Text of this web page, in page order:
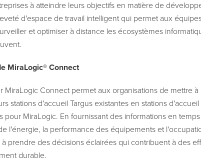
à atteindre leurs objectifs en matière de
d'espace de travail intelligent qui permet aux
et optimiser à distance les écosystèmes
MiraLogic® Connect
MiraLogic Connect permet aux organisations de mettre
stations d'accueil Targus existantes en stations
pour MiraLogic. En fournissant des informations en
l'énergie, la performance des équipements et
à prendre des décisions éclairées qui contribuent à des
durable.